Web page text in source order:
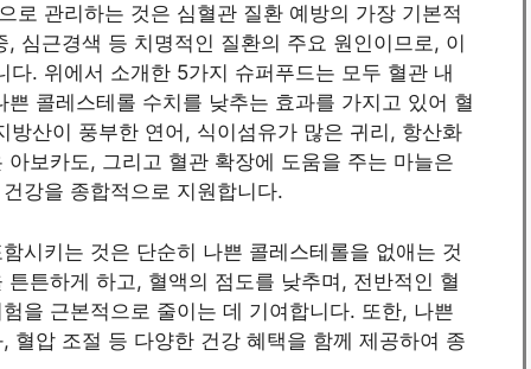
로 관리하는 것은 심혈관 질환 예방의 가장 기본적
심근경색 등 치명적인 질환의 주요 원인이므로, 이
. 위에서 소개한 5가지 슈퍼푸드는 모두 혈관 내
콜레스테롤 수치를 낮추는 효과를 가지고 있어 혈
산이 풍부한 연어, 식이섬유가 많은 귀리, 항산화
보카도, 그리고 혈관 확장에 도움을 주는 마늘은
강을 종합적으로 지원합니다.
시키는 것은 단순히 나쁜 콜레스테롤을 없애는 것
튼하게 하고, 혈액의 점도를 낮추며, 전반적인 혈
을 근본적으로 줄이는 데 기여합니다. 또한, 나쁜
혈압 조절 등 다양한 건강 혜택을 함께 제공하여 종